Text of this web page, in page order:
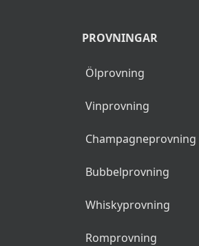
PROVNINGAR
Ölprovning
Vinprovning
Champagneprovning
Bubbelprovning
Whiskyprovning
Romprovning